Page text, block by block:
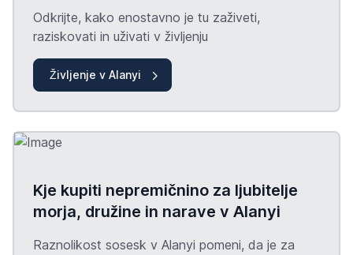
Odkrijte, kako enostavno je tu zaživeti,
raziskovati in uživati v življenju
Življenje v Alanyi
Kje kupiti nepremičnino za ljubitelje
morja, družine in narave v Alanyi
Raznolikost sosesk v Alanyi pomeni, da je za